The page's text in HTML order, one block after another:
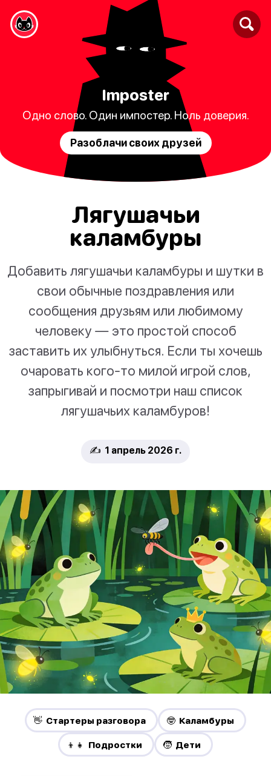
Imposter
Одно слово. Один импостер. Ноль доверия.
Разоблачи своих друзей
Лягушачьи
каламбуры
Добавить лягушачьи каламбуры и шутки в
свои обычные поздравления или
сообщения друзьям или любимому
человеку — это простой способ
заставить их улыбнуться. Если ты хочешь
очаровать кого-то милой игрой слов,
запрыгивай и посмотри наш список
лягушачьих каламбуров!
✍️ 1 апрель 2026 г.
👋 Стартеры разговора 🤓 Каламбуры
👦👧 Подростки 🧒 Дети